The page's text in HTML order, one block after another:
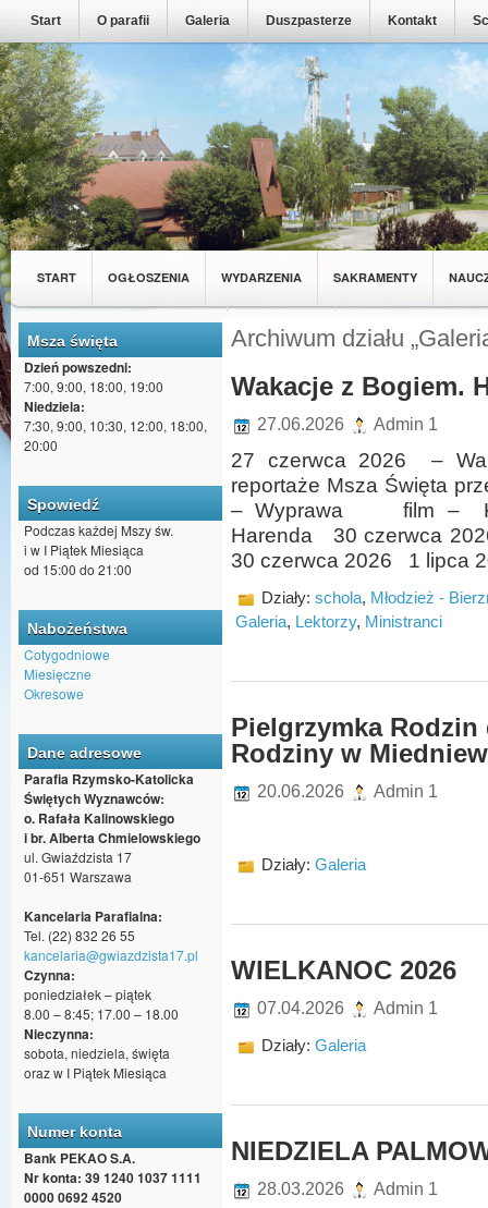
Start O parafii Galeria Duszpasterze Kontakt
START OGŁOSZENIA WYDARZENIA SAKRAMENTY
MŁODZIEŻ Z NASZEJ PARAFII WSPÓLNOTY
Msza święta
Dzień powszedni:
7:00, 9:00, 18:00, 19:00
Niedziela:
7:30, 9:00, 10:30, 12:00, 18:00,
20:00
Spowiedź
Podczas każdej Mszy św.
i w I Piątek Miesiąca
od 15:00 do 21:00
Nabożeństwa
Cotygodniowe
Miesięczne
Okresowe
Dane adresowe
Parafia Rzymsko-Katolicka
Świętych Wyznawców:
o. Rafała Kalinowskiego
i br. Alberta Chmielowskiego
ul. Gwiaździsta 17
01-651 Warszawa
Kancelaria Parafialna:
Tel. (22) 832 26 55
kancelaria@gwiazdzista17.pl
Czynna:
poniedziałek – piątek
8.00 – 8:45; 17.00 – 18.00
Nieczynna:
sobota, niedziela, święta
oraz w I Piątek Miesiąca
Numer konta
Bank PEKAO S.A.
Nr konta: 39 1240 1037 1111
0000 0692 4520
Archiwum działu
Wakacje z Bogiem.
27.06.2026 Admin 1
27 czerwca 2026 –
reportaże Msza Święta
– Wyprawa film – Ks.
Harenda 30 czerwca
30 czerwca 2026 1 lipca
Działy: schola, Młodzież -
Galeria, Lektorzy, Ministranci
Pielgrzymka
Rodziny w
20.06.2026 Admin 1
Działy: Galeria
WIELKANOC 2026
07.04.2026 Admin 1
Działy: Galeria
NIEDZIELA
28.03.2026 Admin 1